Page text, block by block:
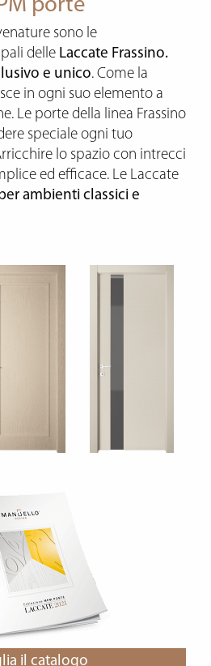
porte
sono le
delle Laccate Frassino.
e unico. Come la
in ogni suo elemento a
Le porte della linea Frassino
speciale ogni tuo
lo spazio con intrecci
ed efficace. Le Laccate
ambienti classici e
il catalogo